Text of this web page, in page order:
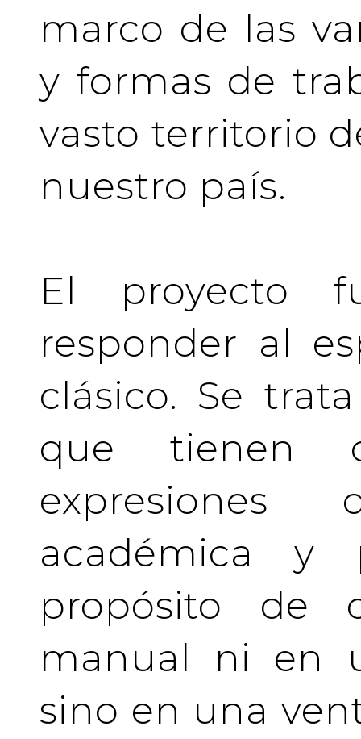
marco de las
y formas de
vasto territorio
nuestro país.
El proyecto
responder al
clásico. Se
que tienen
académica y
propósito de
manual ni en
sino en una